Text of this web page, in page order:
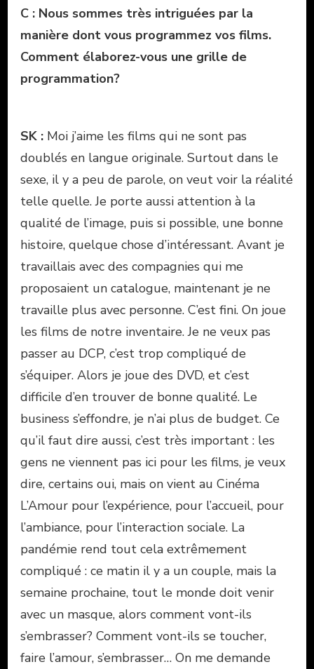
C : Nous sommes très intriguées par la
manière dont vous programmez vos films.
Comment élaborez-vous une grille de
programmation?
SK : Moi j’aime les films qui ne sont pas
doublés en langue originale. Surtout dans le
sexe, il y a peu de parole, on veut voir la réalité
telle quelle. Je porte aussi attention à la
qualité de l’image, puis si possible, une bonne
histoire, quelque chose d’intéressant. Avant je
travaillais avec des compagnies qui me
proposaient un catalogue, maintenant je ne
travaille plus avec personne. C’est fini. On joue
les films de notre inventaire. Je ne veux pas
passer au DCP, c’est trop compliqué de
s’équiper. Alors je joue des DVD, et c’est
difficile d’en trouver de bonne qualité. Le
business s’effondre, je n’ai plus de budget. Ce
qu’il faut dire aussi, c’est très important : les
gens ne viennent pas ici pour les films, je veux
dire, certains oui, mais on vient au Cinéma
L’Amour pour l’expérience, pour l’accueil, pour
l’ambiance, pour l’interaction sociale. La
pandémie rend tout cela extrêmement
compliqué : ce matin il y a un couple, mais la
semaine prochaine, tout le monde doit venir
avec un masque, alors comment vont-ils
s’embrasser? Comment vont-ils se toucher,
faire l’amour, s’embrasser… On me demande